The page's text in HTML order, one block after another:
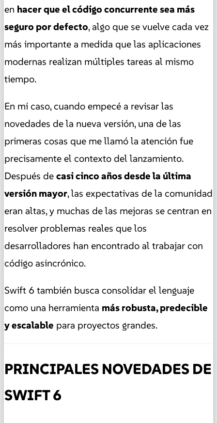
en hacer que el código concurrente sea más
seguro por defecto, algo que se vuelve cada vez
más importante a medida que las aplicaciones
modernas realizan múltiples tareas al mismo
tiempo.
En mi caso, cuando empecé a revisar las
novedades de la nueva versión, una de las
primeras cosas que me llamó la atención fue
precisamente el contexto del lanzamiento.
Después decasi cinco años desde la última
versión mayor, las expectativas de la comunidad
eran altas, y muchas de las mejoras se centran en
resolver problemas reales que los
desarrolladores han encontrado al trabajar con
código asincrónico.
Swift 6 también busca consolidar el lenguaje
como una herramienta más robusta, predecible
y escalable para proyectos grandes.
PRINCIPALES NOVEDADES DE
SWIFT 6